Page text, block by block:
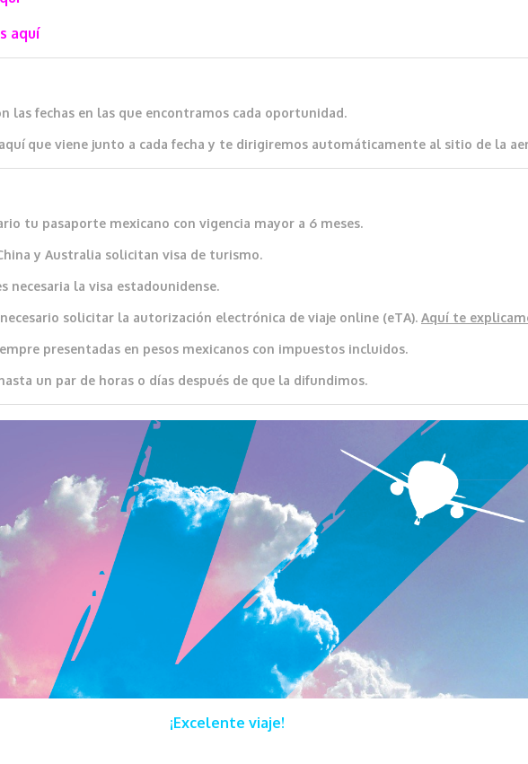
aquí
las fechas en las que encontramos cada oportunidad.
que viene junto a cada fecha y te dirigiremos automáticamente al sitio de la
tu pasaporte mexicano con vigencia mayor a 6 meses.
y Australia solicitan visa de turismo.
necesaria la visa estadounidense.
necesario solicitar la autorización electrónica de viaje online (eTA). Aquí te
presentadas en pesos mexicanos con impuestos incluidos.
un par de horas o días después de que la difundimos.
¡Excelente viaje!